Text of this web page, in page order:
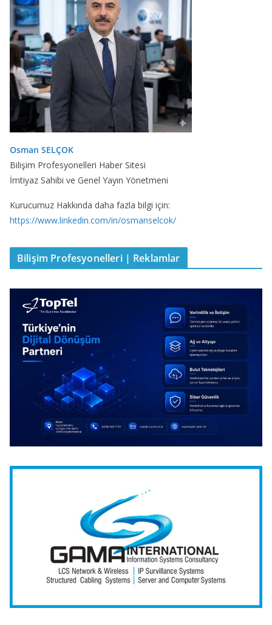
Osman SELÇOK
Bilişim Profesyonelleri Haber Sitesi
İmtiyaz Sahibi ve Genel Yayın Yönetmeni
Kurucumuz Hakkında daha fazla bilgi için:
https://www.linkedin.com/in/osmanselcok/
Bilişim Profesyonelleri | Reklamlar